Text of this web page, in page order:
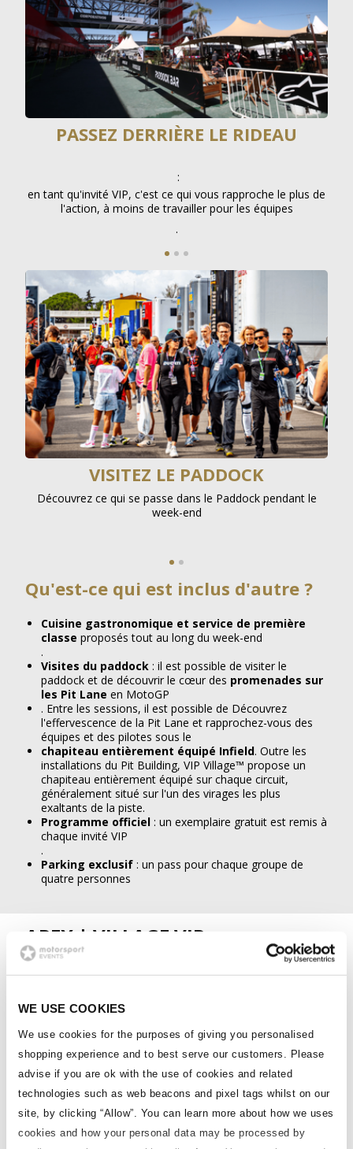
WE USE COOKIES
We use cookies for the purposes of giving you personalised
shopping experience and to best serve our customers. Please
advise if you are ok with the use of cookies and related
technologies such as web beacons and pixel tags whilst on our
site, by clicking “Allow”. You can learn more about how we uses
cookies and how your personal data may be processed by
PASSEZ DERRIÈRE LE RIDEAU
:
en tant qu'invité VIP, c'est ce qui vous rapproche le plus de
l'action, à moins de travailler pour les équipes
.
VISITEZ LE PADDOCK
Découvrez ce qui se passe dans le Paddock pendant le
week-end
Qu'est-ce qui est inclus d'autre ?
Cuisine gastronomique et service de première
classe proposés tout au long du week-end
.
Visites du paddock : il est possible de visiter le
paddock et de découvrir le cœur des promenades sur
les Pit Lane en MotoGP
. Entre les sessions, il est possible de Découvrez
l'effervescence de la Pit Lane et rapprochez-vous des
équipes et des pilotes sous le
chapiteau entièrement équipé Infield. Outre les
installations du Pit Building, VIP Village™ propose un
chapiteau entièrement équipé sur chaque circuit,
généralement situé sur l'un des virages les plus
exaltants de la piste.
Programme officiel : un exemplaire gratuit est remis à
chaque invité VIP
.
Parking exclusif : un pass pour chaque groupe de
quatre personnes
APEX | VILLAGE VIP
surclassement par rapport aux billets VIP Village
habituels et offrent des avantages
supplémentaires étonnants*.
*Les avantages et les horaires exacts varient d'une
course à l'autre, mais certaines des expériences
auxquelles vous pouvez vous attendre sont les
suivantes :